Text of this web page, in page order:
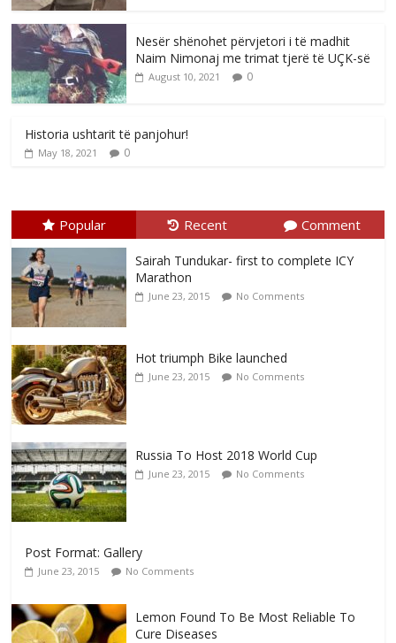
Nesër shënohet përvjetori i të madhit
Naim Nimonaj me trimat tjerë të UÇK-së
August 10, 2021 0
Historia ushtarit të panjohur!
May 18, 2021 0
Popular Recent Comment
Sairah Tundukar- first to complete ICY
Marathon
June 23, 2015 No Comments
Hot triumph Bike launched
June 23, 2015 No Comments
Russia To Host 2018 World Cup
June 23, 2015 No Comments
Post Format: Gallery
June 23, 2015 No Comments
Lemon Found To Be Most Reliable To
Cure Diseases